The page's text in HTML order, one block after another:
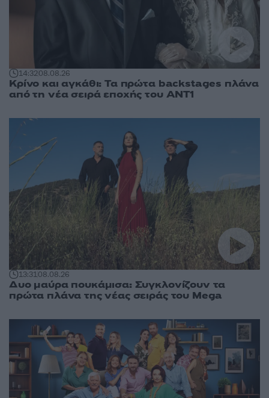
14:3208.08.26
Κρίνο και αγκάθι: Τα πρώτα backstages πλάνα
από τη νέα σειρά εποχής του ΑΝΤ1
13:3108.08.26
Δυο μαύρα πουκάμισα: Συγκλονίζουν τα
πρώτα πλάνα της νέας σειράς του Mega